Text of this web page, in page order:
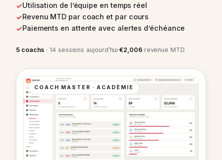
Utilisation de l’équipe en temps réel
Revenu MTD par coach et par cours
Paiements en attente avec alertes d’échéance
5 coachs · 14 sessions aujourd’hui·€2,006revenue MTD
COACH MASTER · ACADÉMIE